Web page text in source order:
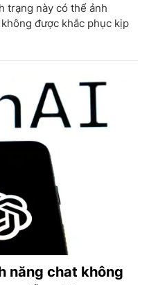
trạng này có thể ảnh
được khắc phục kịp
năng chat không